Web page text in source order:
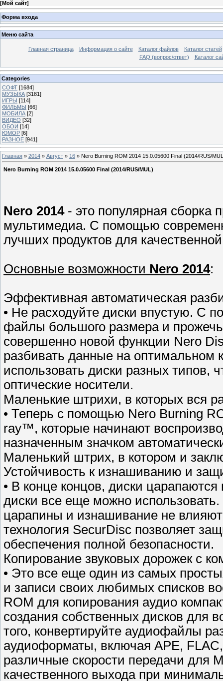
[Мой сайт]
Форма входа
Меню сайта
Главная страница Информация о сайте Каталог файлов
Каталог статей
FAQ (вопрос/ответ)
Каталог
Categories
СОФТ [1684]
МУЗЫКА [3181]
ИГРЫ [114]
ФИЛЬМЫ [66]
МОБИЛА [2]
ВИДЕО [32]
ОБОИ [14]
ЮМОР [6]
РАЗНОЕ [941]
Главная » 2014 » Август » 16 » Nero Burning ROM 2014 15.0.05600 Final (2014/RUS/
Nero Burning ROM 2014 15.0.05600 Final (2014/RUS/MUL)
Nero 2014- это популярная сборка
мультимедиа. С помощью
лучших продуктов для
Основные возможности Nero 2014:
Эффективная автоматическая
• Не расходуйте диски впустую. С
файлы большого размера и прожечь
совершенно новой функции Nero
разбивать данные на
использовать диски разных типов,
оптические носители.
Маленькие штрихи, в которых вся
• Теперь с помощью Nero Burning
ray™, которые начинают
назначенным значком
Маленький штрих, в котором и
Устойчивость к изнашиванию и
• В конце концов, диски
диски все еще можно
царапины и изнашивание не
технология SecurDisc позволяет
обеспечения полной безопасности.
Копирование звуковых дорожек с
• Это все еще один из самых
и записи своих любимых списков
ROM для копирования аудио
создания собственных дисков для
того, конвертируйте аудиофайлы
аудиоформаты, включая APE,
различные скорости передачи для
качественного выхода при